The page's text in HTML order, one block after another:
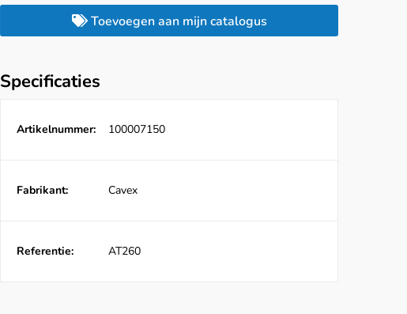
Toevoegen aan mijn catalogus
Specificaties
Artikelnummer: 100007150
Fabrikant: Cavex
Referentie: AT260